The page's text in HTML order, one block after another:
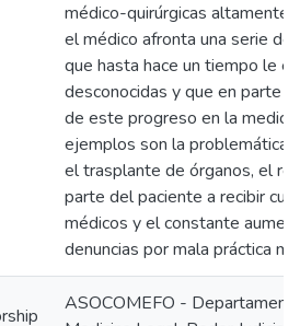
médico-quirúrgicas altamente
el médico afronta una serie de
que hasta hace un tiempo le
desconocidas y que en parte
de este progreso en la
ejemplos son la problemática
el trasplante de órganos, el
parte del paciente a recibir
médicos y el constante
denuncias por mala práctica
ASOCOMEFO -